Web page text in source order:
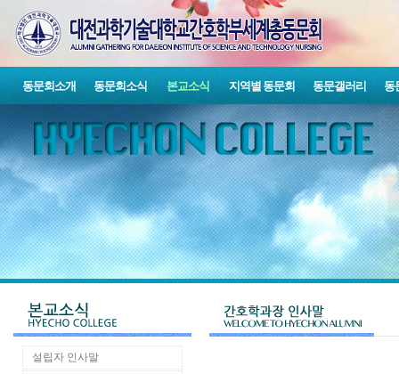
동문회소개 동문회소식 본교소식 지역별 동문회 동문갤러리 동
설립자 인사말